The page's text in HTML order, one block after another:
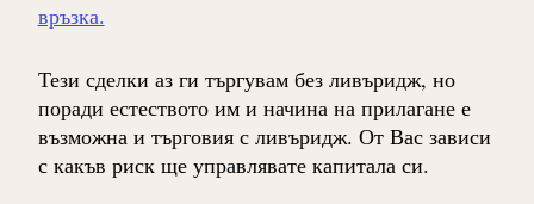
връзка.
Тези сделки аз ги търгувам без ливъридж, но
поради естеството им и начина на прилагане е
възможна и търговия с ливъридж. От Вас зависи
с какъв риск ще управлявате капитала си.